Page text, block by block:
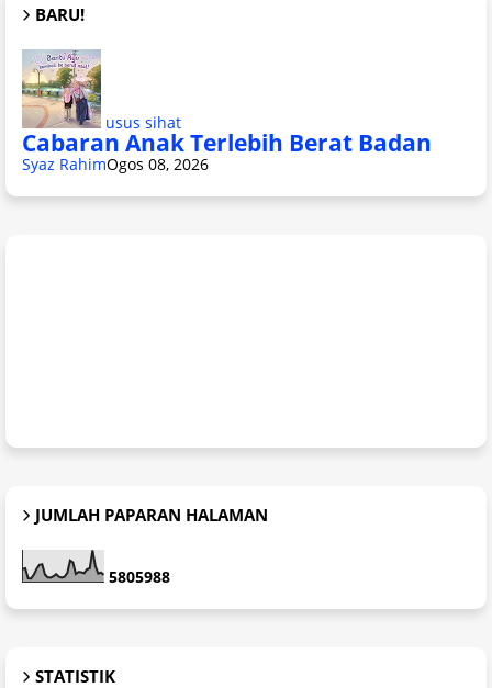
BARU!
usus sihat
Cabaran Anak Terlebih Berat Badan
Syaz RahimOgos 08, 2026
JUMLAH PAPARAN HALAMAN
5805988
STATISTIK